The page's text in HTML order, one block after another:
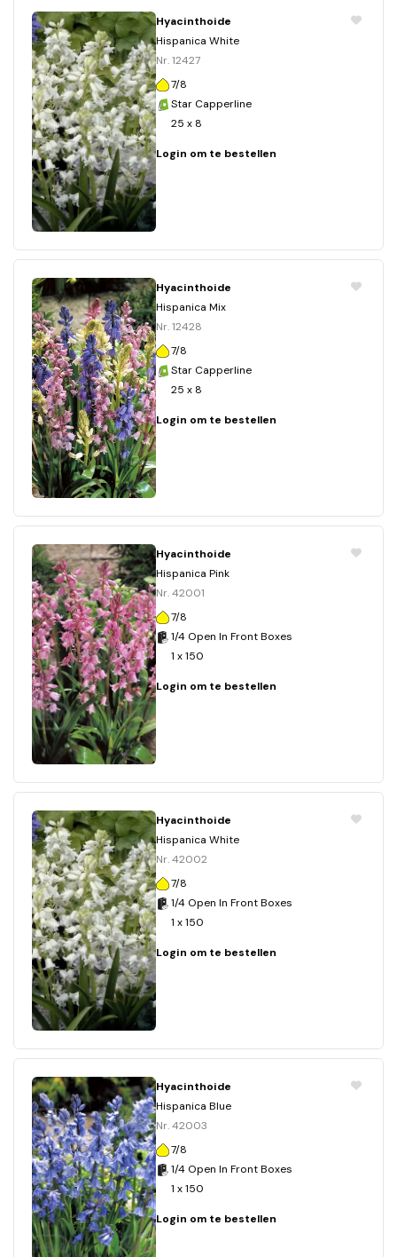
Hyacinthoide
Hispanica White
Nr. 12427
7/8
Star Capperline
25 x 8
Login om te bestellen
Hyacinthoide
Hispanica Mix
Nr. 12428
7/8
Star Capperline
25 x 8
Login om te bestellen
Hyacinthoide
Hispanica Pink
Nr. 42001
7/8
1/4 Open In Front Boxes
1 x 150
Login om te bestellen
Hyacinthoide
Hispanica White
Nr. 42002
7/8
1/4 Open In Front Boxes
1 x 150
Login om te bestellen
Hyacinthoide
Hispanica Blue
Nr. 42003
7/8
1/4 Open In Front Boxes
1 x 150
Login om te bestellen